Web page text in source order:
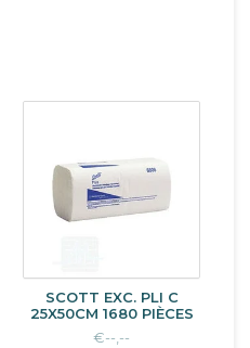
SCOTT EXC. PLI C
25X50CM 1680 PIÈCES
€--,--